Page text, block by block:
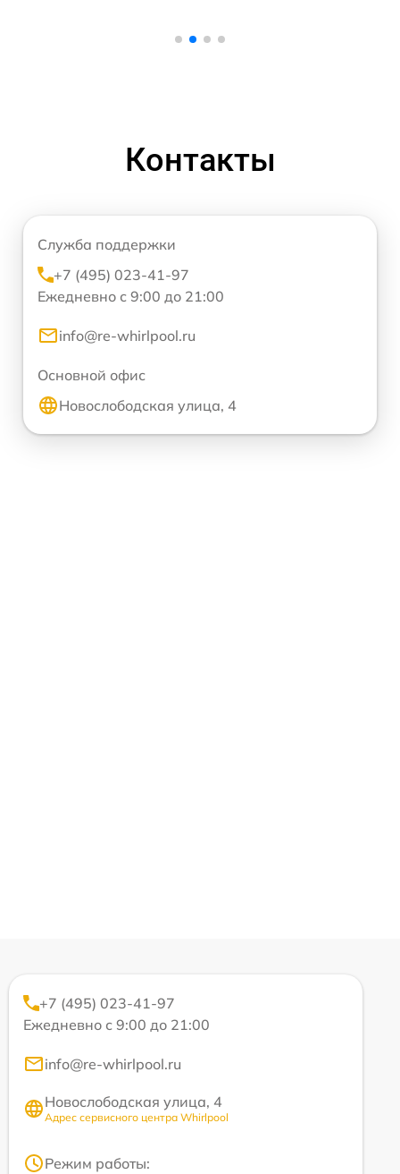
Контакты
Служба поддержки
+7 (495) 023-41-97
Ежедневно с 9:00 до 21:00
info@re-whirlpool.ru
Основной офис
Новослободская улица, 4
+7 (495) 023-41-97
Ежедневно с 9:00 до 21:00
info@re-whirlpool.ru
Новослободская улица, 4
Адрес сервисного центра Whirlpool
Режим работы: